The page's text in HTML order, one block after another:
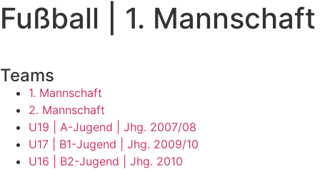
Fußball | 1. Mannschaft
Teams
1. Mannschaft
2. Mannschaft
U19 | A-Jugend | Jhg. 2007/08
U17 | B1-Jugend | Jhg. 2009/10
U16 | B2-Jugend | Jhg. 2010